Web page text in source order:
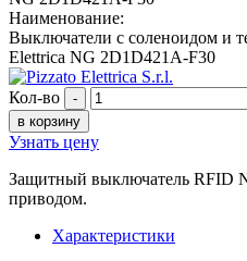
Наименование:
Выключатели с соленоидом и
Elettrica NG 2D1D421A-F30
Кол-во -
в корзину
Узнать цену
Защитный выключатель RFID
приводом.
Характеристики